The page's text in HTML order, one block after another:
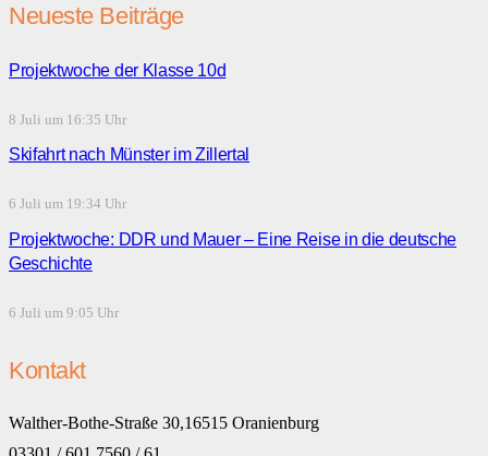
Neueste Beiträge
Projektwoche der Klasse 10d
8 Juli um 16:35 Uhr
Skifahrt nach Münster im Zillertal
6 Juli um 19:34 Uhr
Projektwoche: DDR und Mauer – Eine Reise in die deutsche
Geschichte
6 Juli um 9:05 Uhr
Kontakt
Walther-Bothe-Straße 30,16515 Oranienburg